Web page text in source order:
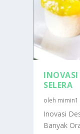
INOVASI
SELERA
oleh mimin1
Inovasi
Banyak